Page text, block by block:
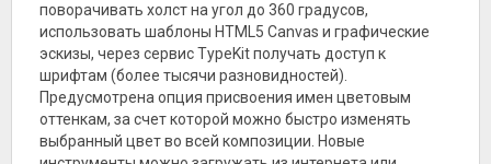
поворачивать холст на угол до 360 градусов,
использовать шаблоны HTML5 Canvas и графические
эскизы, через сервис TypeKit получать доступ к
шрифтам (более тысячи разновидностей).
Предусмотрена опция присвоения имен цветовым
оттенкам, за счет которой можно быстро изменять
выбранный цвет во всей композиции. Новые